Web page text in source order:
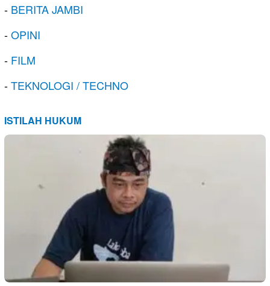
- BERITA JAMBI
-OPINI
- FILM
-TEKNOLOGI / TECHNO
ISTILAH HUKUM